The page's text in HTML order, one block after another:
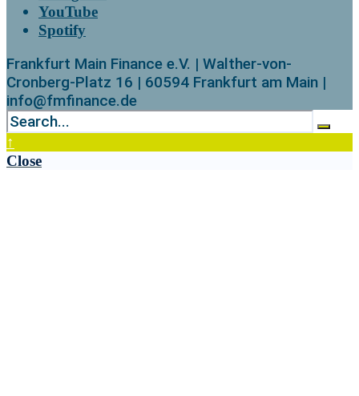
YouTube
Spotify
Frankfurt Main Finance e.V. | Walther-von-
Cronberg-Platz 16 | 60594 Frankfurt am Main |
info@fmfinance.de
↑
Close